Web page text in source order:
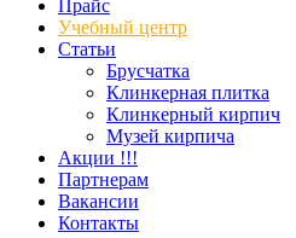
Прайс
Учебный центр
Статьи
Брусчатка
Клинкерная плитка
Клинкерный кирпич
Музей кирпича
Акции !!!
Партнерам
Вакансии
Контакты